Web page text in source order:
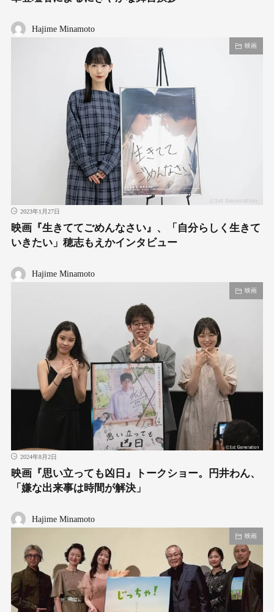
Hajime Minamoto
映画
2023年1月27日
映画『生きててごめんなさい』、「自分らしく生きて
いきたい」穂志もえかインタビュー
Hajime Minamoto
映画
2024年8月2日
映画『思い立っても凶日』トークショー。円井わん、
「嫌な出来事は時間が解決」
Hajime Minamoto
映画